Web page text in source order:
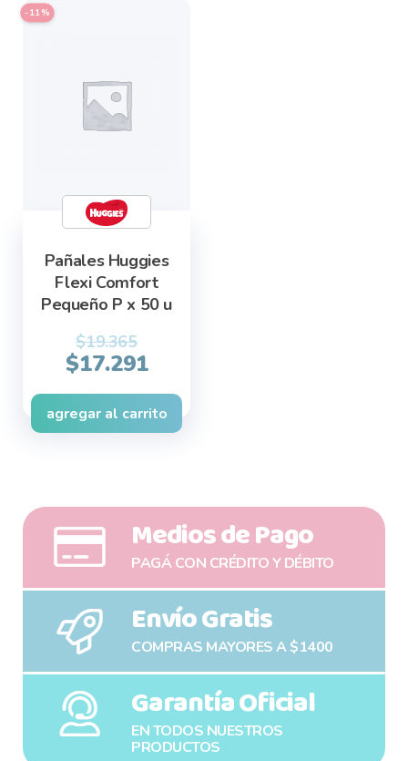
Pañales Huggies
Flexi Comfort
Pequeño P x 50 u
-11%
$19.365
Original
price
was:
$19.365.
$17.291Current
price
is:
$17.291.
agregar al carrito
Medios de Pago
PAGÁ CON CRÉDITO Y DÉBITO
Envío Gratis
COMPRAS MAYORES A $1400
Garantía Oficial
EN TODOS NUESTROS
PRODUCTOS